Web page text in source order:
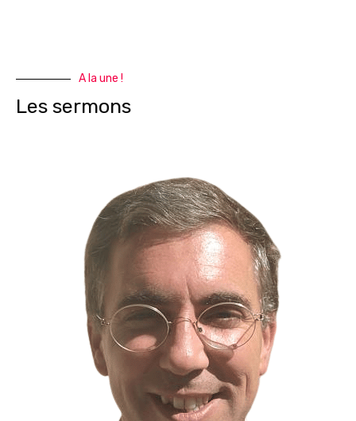
A la une !
Les sermons